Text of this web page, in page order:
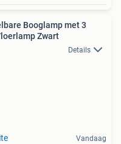
Booglamp met 3
Zwart
Details
Vandaag